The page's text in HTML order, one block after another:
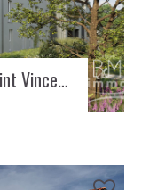
A vendre appartement T2 à Saint Vincent de Tyrosse